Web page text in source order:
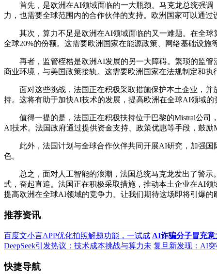
首先，是欧洲在AI领域面临的一大瓶颈。马克龙总统强调
力，也需要全球范围内的合作伙伴的支持。欧洲国家可以通
其次，算力不足是欧洲在AI领域面临的又一难题。在全球
全球20%的份额。这需要欧洲国家在能源政策、网络基础设
再者，监管桎梏是欧洲AI发展的另一大障碍。繁琐的监管
商业环境，与美国政策接轨。这需要欧洲国家在法规制定和
面对这些挑战，法国正在积极采取措施保护本土企业，并
持。这将有助于加快AI技术的发展，提高欧洲在全球AI领域的
值得一提的是，法国正在积极扶持位于巴黎的Mistral公司
AI技术。法国政府通过提供资金支持、政策优惠等手段，鼓
此外，法国计划与全球合作伙伴共同开展AI研究，加强国
色。
总之，面对人工智能的浪潮，法国总统马克龙发出了警示
式，奋起直追。法国正在积极采取措施，推动本土企业在AI
提高欧洲在全球AI领域的竞争力。让我们期待这场即将引爆
推荐资讯
百度文小言APP优化拍照解题功能，一试成 AI诈骗分子冒充
DeepSeek引发热议：技术成本挑战与算力未 复旦新发现：AI
快捷导航